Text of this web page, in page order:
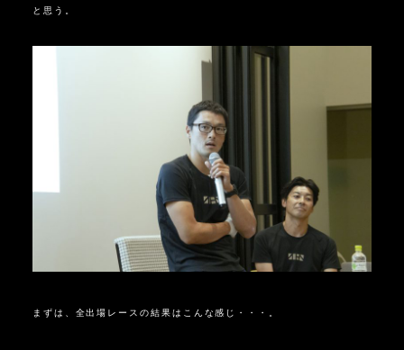
と思う。
まずは、全出場レースの結果はこんな感じ・・・。